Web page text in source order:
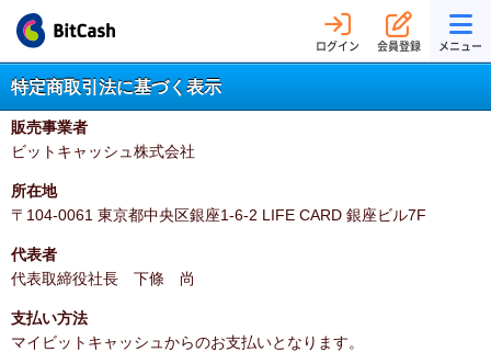
ログイン 会員登録 メニュー
特定商取引法に基づく表示
販売事業者
ビットキャッシュ株式会社
所在地
〒104-0061 東京都中央区銀座1-6-2 LIFE CARD 銀座ビル7F
代表者
代表取締役社長 下條 尚
支払い方法
マイビットキャッシュからのお支払いとなります。